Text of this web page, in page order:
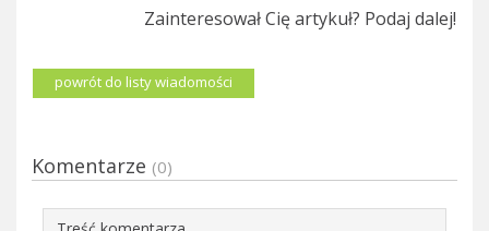
Zainteresował Cię artykuł? Podaj dalej!
powrót do listy wiadomości
Komentarze (0)